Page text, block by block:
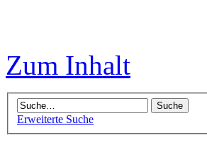
Zum Inhalt
Erweiterte Suche